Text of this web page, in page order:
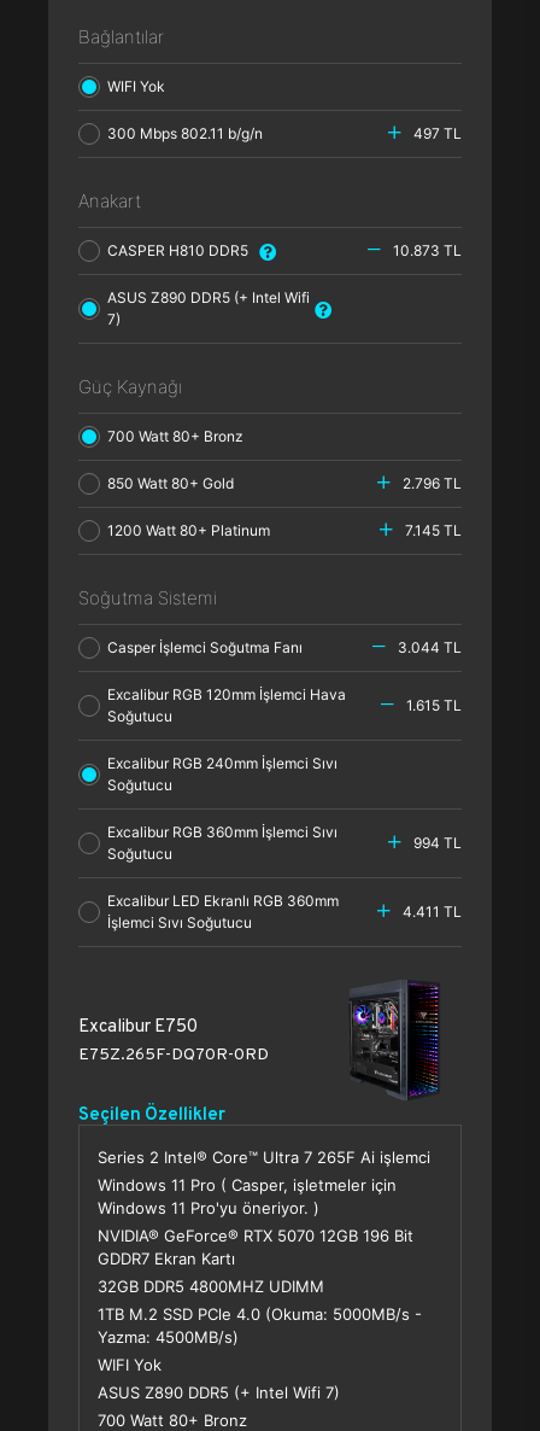
Bağlantılar
WIFI Yok
300 Mbps 802.11 b/g/n 497 TL
Anakart
CASPER H810 DDR5 10.873 TL
ASUS Z890 DDR5 (+ Intel Wifi
7)
Güç Kaynağı
700 Watt 80+ Bronz
850 Watt 80+ Gold 2.796 TL
1200 Watt 80+ Platinum 7.145 TL
Soğutma Sistemi
Casper İşlemci Soğutma Fanı 3.044 TL
Excalibur RGB 120mm İşlemci Hava
Soğutucu
1.615 TL
Excalibur RGB 240mm İşlemci Sıvı
Soğutucu
Excalibur RGB 360mm İşlemci Sıvı
Soğutucu
994 TL
Excalibur LED Ekranlı RGB 360mm
İşlemci Sıvı Soğutucu
4.411 TL
Excalibur E750
E75Z.265F-DQ70R-0RD
Seçilen Özellikler
Series 2 Intel® Core™ Ultra 7 265F Ai işlemci
Windows 11 Pro ( Casper, işletmeler için
Windows 11 Pro'yu öneriyor. )
NVIDIA® GeForce® RTX 5070 12GB 196 Bit
GDDR7 Ekran Kartı
32GB DDR5 4800MHZ UDIMM
1TB M.2 SSD PCle 4.0 (Okuma: 5000MB/s -
Yazma: 4500MB/s)
WIFI Yok
ASUS Z890 DDR5 (+ Intel Wifi 7)
700 Watt 80+ Bronz